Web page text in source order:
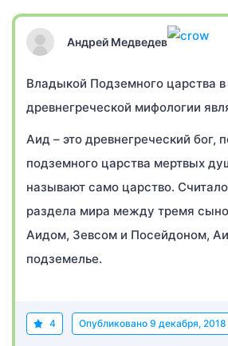
Андрей Медведев
Владыкой Подземного царства в
древнегреческой мифологии
Аид – это древнегреческий бог,
подземного царства мертвых
называют само царство.
раздела мира между тремя
Аидом, Зевсом и Посейдоном,
подземелье.
4 Опубликовано 9 декабря, 2018